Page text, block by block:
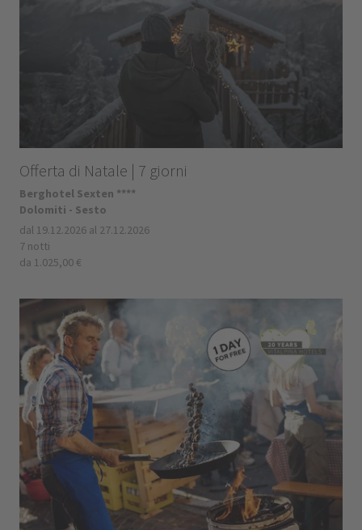
Offerta di Natale | 7 giorni
Berghotel Sexten ****
Dolomiti - Sesto
dal 19.12.2026 al 27.12.2026
7 notti
da 1.025,00 €